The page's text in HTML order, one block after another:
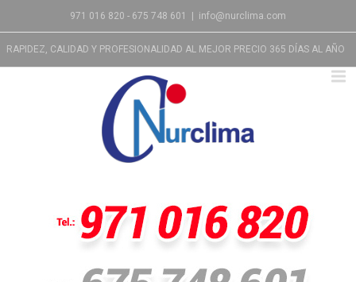
971 016 820 - 675 748 601 info@nurclima.com
RAPIDEZ, CALIDAD Y PROFESIONALIDAD AL MEJOR PRECIO 365 DÍAS AL AÑO